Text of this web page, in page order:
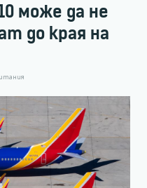
може да не
до края на